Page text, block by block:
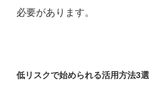
必要があります。
低リスクで始められる活用方法3選